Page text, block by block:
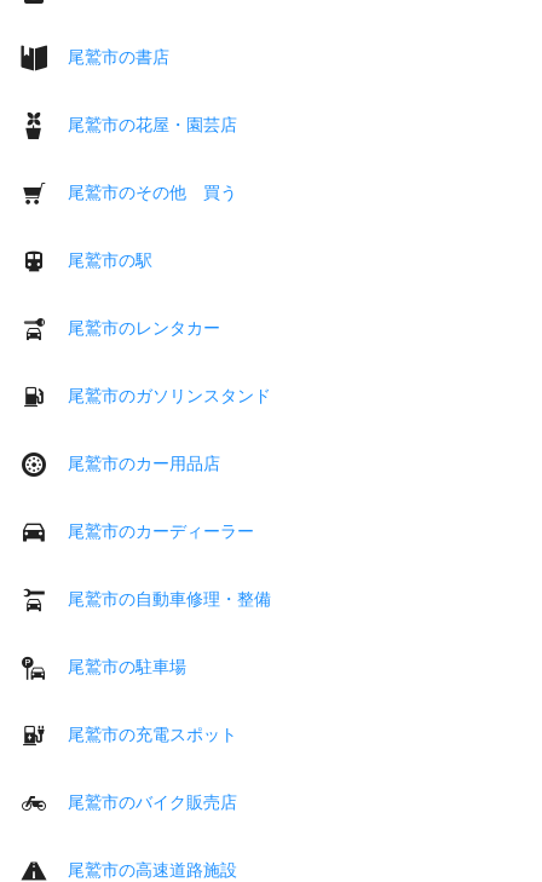
尾鷲市の書店
尾鷲市の花屋・園芸店
尾鷲市のその他 買う
尾鷲市の駅
尾鷲市のレンタカー
尾鷲市のガソリンスタンド
尾鷲市のカー用品店
尾鷲市のカーディーラー
尾鷲市の自動車修理・整備
尾鷲市の駐車場
尾鷲市の充電スポット
尾鷲市のバイク販売店
尾鷲市の高速道路施設